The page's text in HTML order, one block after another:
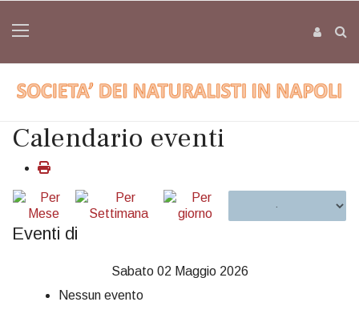
Calendario eventi
Eventi di
Sabato 02 Maggio 2026
Nessun evento